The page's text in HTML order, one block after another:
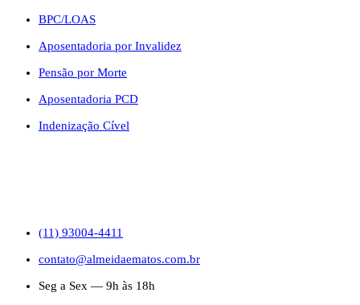
BPC/LOAS
Aposentadoria por Invalidez
Pensão por Morte
Aposentadoria PCD
Indenização Cível
(11) 93004-4411
contato@almeidaematos.com.br
Seg a Sex — 9h às 18h